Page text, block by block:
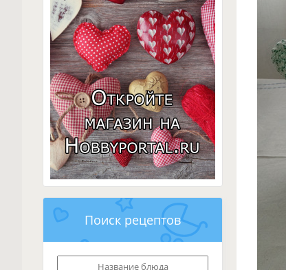
Поиск рецептов